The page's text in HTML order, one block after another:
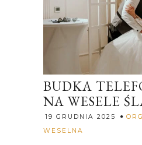
BUDKA
NA WESELE
19 GRUDNIA 2025
WESELNA